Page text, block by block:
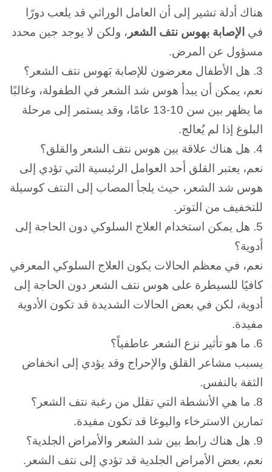
هناك أدلة تشير إلى أن العامل الوراثي قد يلعب دورًا
في الإصابة بهوس نتف الشعر ، ولكن لا يوجد جين محدد
مسؤول عن المرض.
3. هل الأطفال معرضون للإصابة بَهوس نتف الشعر؟
نعم، يمكن أن يبدأ هوس شد الشعر في الطفولة، وغالبًا
ما يظهر بين سن 10-13 عامًا، وقد يستمر إلى مرحلة
البلوغ إذا لم يُعالج.
4. هل هناك علاقة بين هوس نتف الشعر والقلق؟
نعم، يعتبر القلق أحد العوامل الرئيسية التي تؤدي إلى
هوس شد الشعر، حيث يلجأ المصاب إلى النتف كوسيلة
للتخفيف من التوتر.
5. هل يمكن استخدام العلاج السلوكي دون الحاجة إلى
أدوية؟
نعم، في معظم الحالات يكون العلاج السلوكي المعرفي
كافيًا للسيطرة على هوس نتف الشعر دون الحاجة إلى
أدوية، لكن في بعض الحالات الشديدة قد تكون الأدوية
مفيدة.
6. ما هو تأثير نزع الشعر عاطفياً؟
يسبب مشاعر القلق والإحراج وقد يؤدي إلى انخفاض
الثقة بالنفس.
8. ما هي الأنشطة التي تقلل من رغبة نتف الشعر؟
تمارين الاسترخاء واليوغا قد تكون مفيدة.
9. هل هناك رابط بين شد الشعر والأمراض الجلدية؟
نعم، بعض الأمراض الجلدية قد تؤدي إلى نتف الشعر.